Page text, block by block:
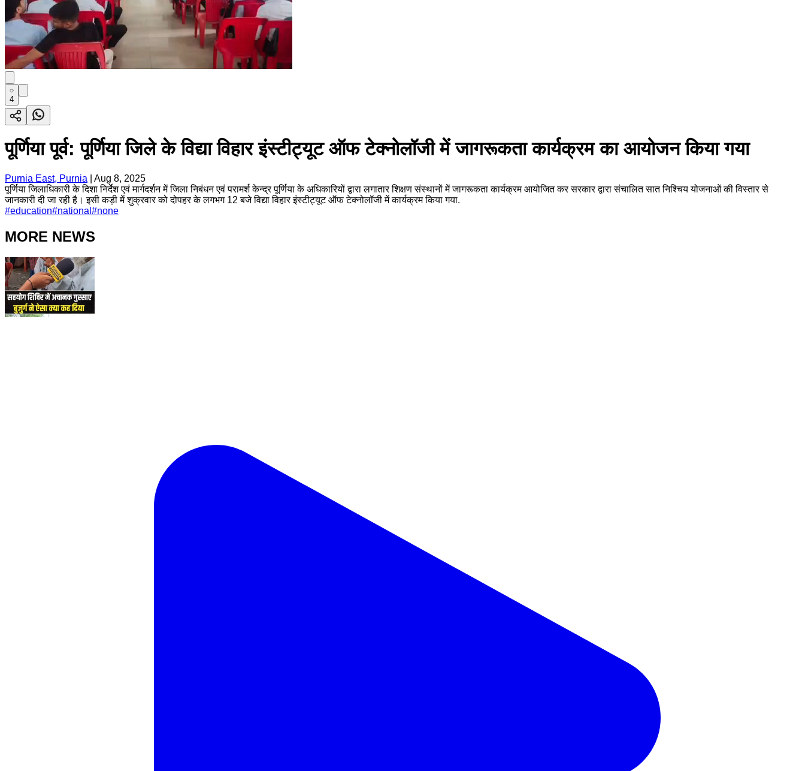
4
पूर्णिया पूर्व: पूर्णिया जिले के विद्या विहार इंस्टीट्यूट ऑफ टेक्नोलॉजी में जागरूकता कार्यक्रम का आयोजन किया गया
Purnia East, Purnia
Aug 8, 2025
पूर्णिया जिलाधिकारी के दिशा निर्देश एवं मार्गदर्शन में जिला निबंधन एवं परामर्श केन्द्र पूर्णिया के अधिकारियों द्वारा लगातार शिक्षण संस्थानों में जागरूकता कार्यक्रम आयोजित कर सरकार द्वारा संचालित सात निश्चिय योजनाओं की विस्तार से
जानकारी दी जा रही है। इसी कड़ी में शुक्रवार को दोपहर के लगभग 12 बजे विद्या विहार इंस्टीट्यूट ऑफ टेक्नोलॉजी में कार्यक्रम किया गया.
#education#national #none
MORE NEWS